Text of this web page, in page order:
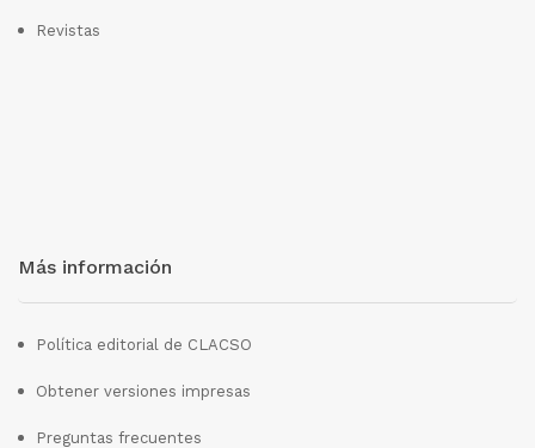
Revistas
Más información
Política editorial de CLACSO
Obtener versiones impresas
Preguntas frecuentes